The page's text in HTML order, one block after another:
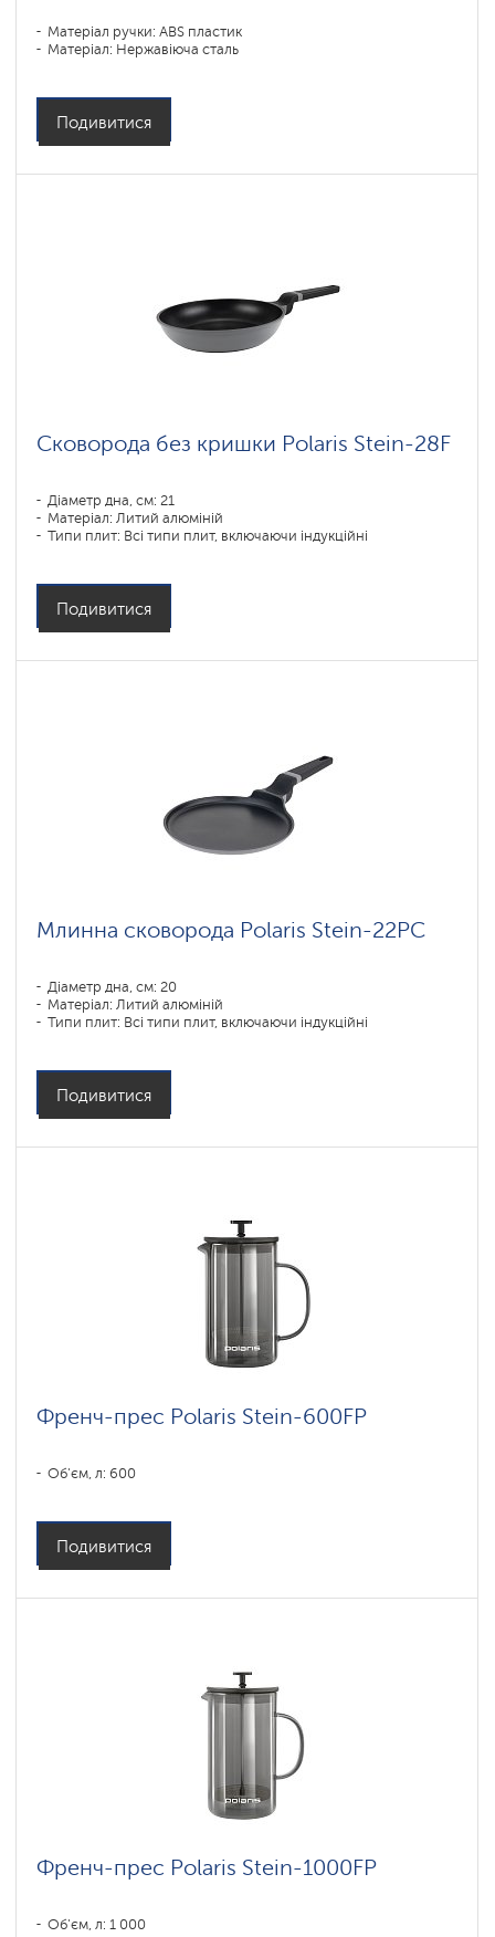
Матеріал ручки: ABS пластик
Матеріал: Нержавіюча сталь
Подивитися
Сковорода без кришки Polaris Stein-28F
Діаметр дна, см: 21
Матеріал: Литий алюміній
Типи плит: Всі типи плит, включаючи індукційні
Подивитися
Млинна сковорода Polaris Stein-22PC
Діаметр дна, см: 20
Матеріал: Литий алюміній
Типи плит: Всі типи плит, включаючи індукційні
Подивитися
Френч-прес Polaris Stein-600FP
Об'єм, л: 600
Подивитися
Френч-прес Polaris Stein-1000FP
Об'єм, л: 1 000